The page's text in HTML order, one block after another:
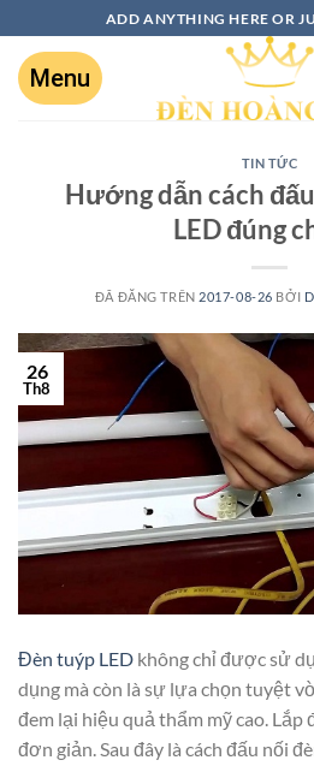
ADD ANYTHING HERE OR
TIN TỨC
Hướng dẫn cách
LED đúng
ĐÃ ĐĂNG TRÊN 2017-08-26 BỞI
26
Th8
Đèn tuýp LED không chỉ được sử
dụng mà còn là sự lựa chọn tuyệt
đem lại hiệu quả thẩm mỹ cao. Lắp
đơn giản. Sau đây là cách đấu nối